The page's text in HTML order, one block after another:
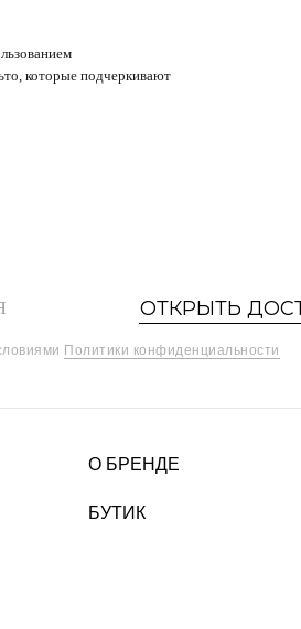
которые подчеркивают
ОТКРЫТЬ
Политики конфиденциальности
О БРЕНДЕ
БУТИК